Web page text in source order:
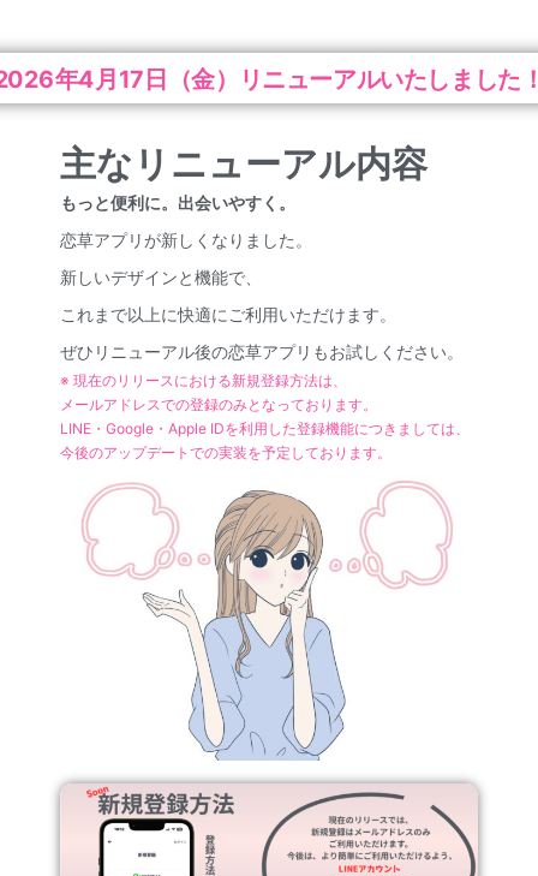
年4月17日（金）リニューアルいたしまし
主なリニューアル内容
もっと便利に。出会いやすく。
恋草アプリが新しくなりました。
新しいデザインと機能で、
これまで以上に快適にご利用いただけます。
ぜひリニューアル後の恋草アプリもお試しください。
※ 現在のリリースにおける新規登録方法は、
メールアドレスでの登録のみとなっております。
LINE・Google・Apple IDを利用した登録機能につきましては、
今後のアップデートでの実装を予定しております。